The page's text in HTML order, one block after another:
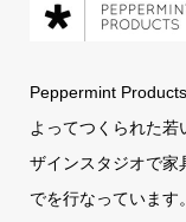
Peppermint
よってつくられた若
ザインスタジオで家
でを行なっていま